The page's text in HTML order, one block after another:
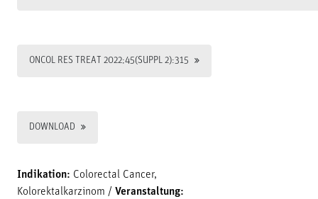
ONCOL RES TREAT 2022;45(SUPPL 2):315
DOWNLOAD
Indikation: Colorectal Cancer,
Kolorektalkarzinom / Veranstaltung: